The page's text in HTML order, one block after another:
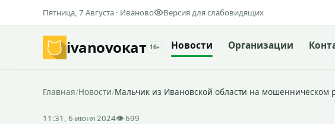
Пятница, 7 Августа · Иваново Версия для слабовидящих
ivanovoкат 16+ Новости Организации
Главная/Новости/Мальчик из Ивановской области на мошенническом
11:31, 6 июня 2024👁 699